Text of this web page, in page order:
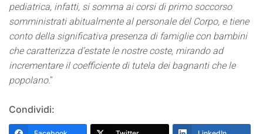
pediatrica, infatti, si somma ai corsi di primo soccorso
somministrati abitualmente al personale del Corpo, e tiene
conto della significativa presenza di famiglie con bambini
che caratterizza d’estate le nostre coste, mirando ad
incrementare il coefficiente di tutela dei bagnanti che le
popolano.”
Condividi: